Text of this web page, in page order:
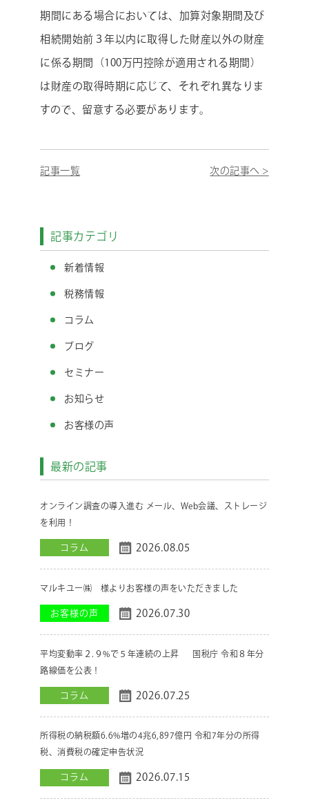
期間にある場合においては、加算対象期間及び
相続開始前３年以内に取得した財産以外の財産
に係る期間（100万円控除が適用される期間）
は財産の取得時期に応じて、それぞれ異なりま
すので、留意する必要があります。
記事一覧 次の記事へ >
記事カテゴリ
新着情報
税務情報
コラム
ブログ
セミナー
お知らせ
お客様の声
最新の記事
オンライン調査の導入進む メール、Web会議、ストレージ
を利用！
コラム 2026.08.05
マルキユー㈱ 様よりお客様の声をいただきました
お客様の声 2026.07.30
平均変動率２.９%で５年連続の上昇 国税庁 令和８年分
路線価を公表！
コラム 2026.07.25
所得税の納税額6.6%増の4兆6,897億円 令和7年分の所得
税、消費税の確定申告状況
コラム 2026.07.15